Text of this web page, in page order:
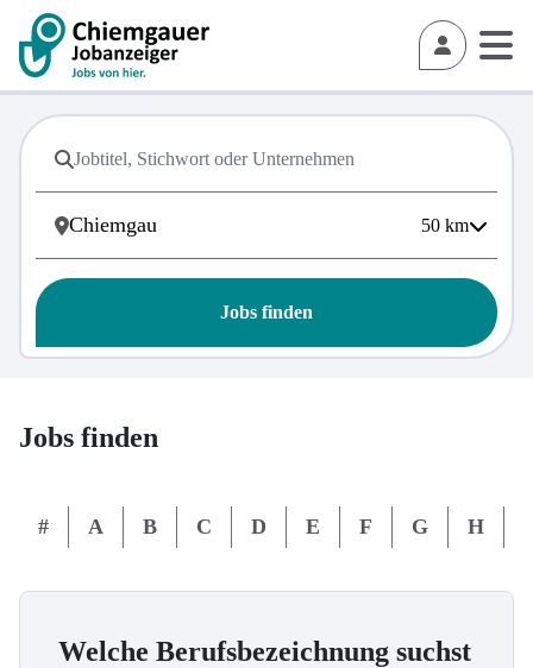
50 km
Jobs finden
Jobs finden
# A B C D E F G H
Welche Berufsbezeichnung suchst